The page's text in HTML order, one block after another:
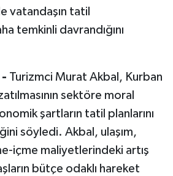
vatandaşın tatil
temkinli davrandığını
- Turizmci Murat Akbal, Kurban
sektöre moral
şartların tatil planlarını
söyledi. Akbal, ulaşım,
içme maliyetlerindeki artış
bütçe odaklı hareket